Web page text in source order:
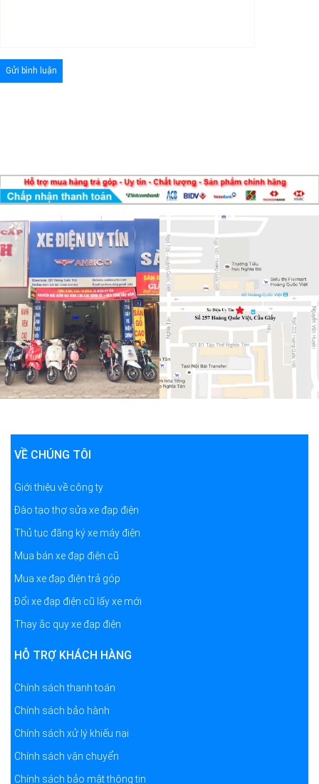
VỀ CHÚNG TÔI
Giới thiệu về công ty
Đào tạo thợ sửa xe đạp điện
Thủ tục đăng ký xe máy điện
Mua bán xe đạp điện cũ
Mua xe đạp điện trả góp
Đổi xe đạp điện cũ lấy xe mới
Thay ắc quy xe đạp điện
HỖ TRỢ KHÁCH HÀNG
Chính sách thanh toán
Chính sách bảo hành
Chính sách xử lý khiếu nại
Chính sách vận chuyển
Chính sách bảo mật thông tin